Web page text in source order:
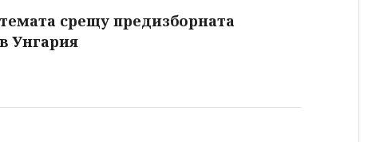
срещу предизборната
Унгария